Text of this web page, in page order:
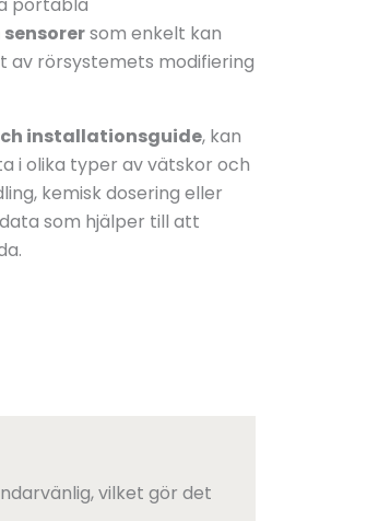
portabla
som enkelt kan
av rörsystemets modifiering
installationsguide, kan
i olika typer av vätskor och
kemisk dosering eller
som hjälper till att
vilket gör det